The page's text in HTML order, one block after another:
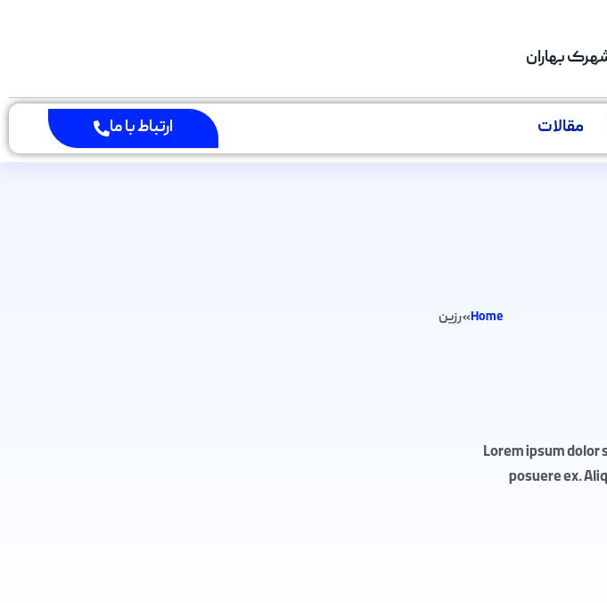
بهاران
مقالات ارتباط با ما
Home
»رزین
Lorem ipsum dolor
posuere ex.